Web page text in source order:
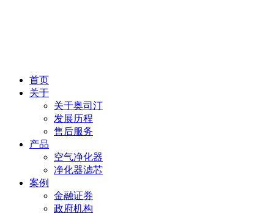
首页
关于
关于奥司汀
发展历程
售后服务
产品
空气净化器
净化器滤芯
案例
金融证券
政府机构